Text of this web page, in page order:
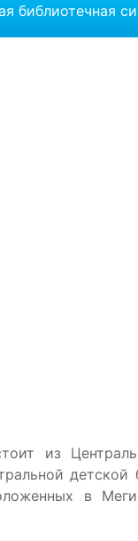
библиотечная
из
детской
в